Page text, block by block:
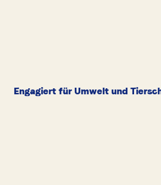
Engagiert für Umwelt und